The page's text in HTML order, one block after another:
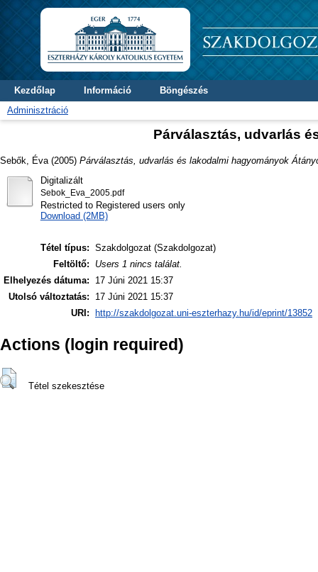
Kezdőlap Információ
Böngészés
Adminisztráció
Párválasztás, udvarlás
Sebők, Éva (2005) Párválasztás, udvarlás és lakodalmi hagyományok
Digitalizált
Sebok_Eva_2005.pdf
Restricted to Registered users only
Download (2MB)
Tétel típus: Szakdolgozat (Szakdolgozat)
Feltöltő:
Users 1 nincs találat.
Elhelyezés dátuma:
17 Júni 2021 15:37
Utolsó változtatás:
17 Júni 2021 15:37
URI:
http://szakdolgozat.uni-eszterhazy.hu/id/eprint/13852
Actions (login required)
Tétel szekesztése